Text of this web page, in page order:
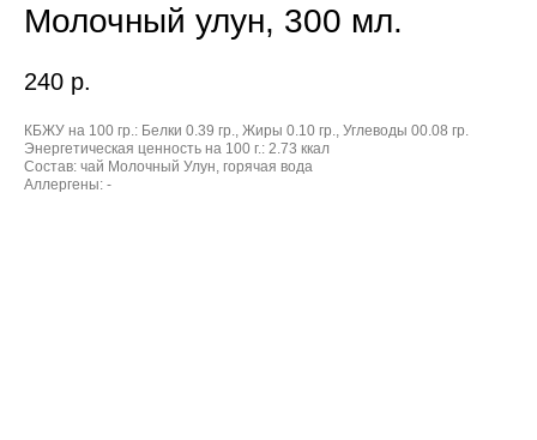
Молочный улун, 300 мл.
240 р.
КБЖУ на 100 гр.: Белки 0.39 гр., Жиры 0.10 гр., Углеводы 00.08 гр.
Энергетическая ценность на 100 г.: 2.73 ккал
Состав: чай Молочный Улун, горячая вода
Аллергены: -